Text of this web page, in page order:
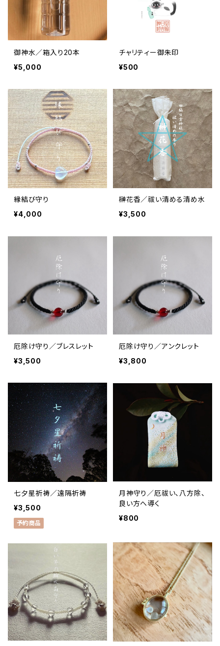
御神水／箱入り20本
¥5,000
チャリティー御朱印
¥500
縁結び守り
¥4,000
榊花香／祓い清める清め水
¥3,500
厄除け守り／ブレスレット
¥3,500
厄除け守り／アンクレット
¥3,800
七夕星祈祷／遠隔祈祷
¥3,500
予約商品
月神守り／厄祓い、八方除、
良い方へ導く
¥800